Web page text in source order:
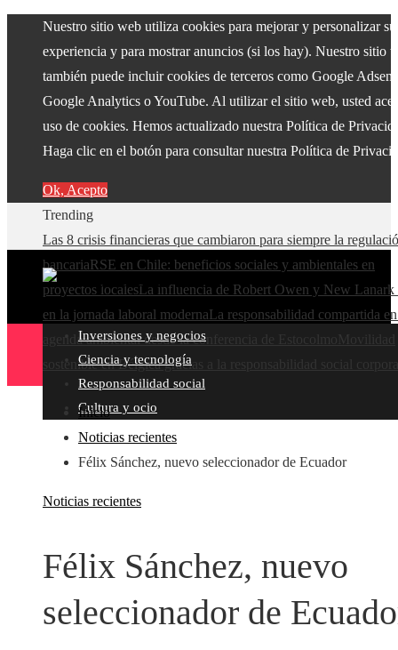
Nuestro sitio web utiliza cookies para mejorar y personalizar su
experiencia y para mostrar anuncios (si los hay). Nuestro sitio
también puede incluir cookies de terceros como Google
Google Analytics o YouTube. Al utilizar el sitio web, usted
uso de cookies. Hemos actualizado nuestra Política de
Haga clic en el botón para consultar nuestra Política de
Ok, Acepto
Trending
Las 8 crisis financieras que cambiaron para siempre la
bancariaRSE en Chile: beneficios sociales y ambientales en
proyectos localesLa influencia de Robert Owen y New
en la jornada laboral modernaLa responsabilidad compartida
agenda ambiental desde la conferencia de Estocolmo
sostenible en Bélgica gracias a la responsabilidad social
Inversiones y negocios
Ciencia y tecnología
Responsabilidad social
Cultura y ocio
Inicio
Noticias recientes
Félix Sánchez, nuevo seleccionador de Ecuador
Noticias recientes
Félix Sánchez, nuevo
seleccionador de